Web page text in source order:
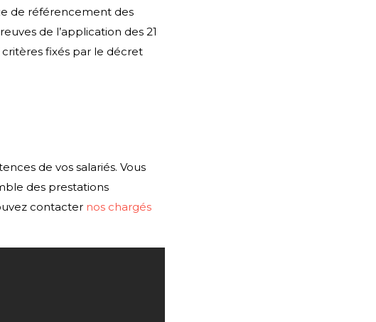
de référencement des
de l’application des 21
fixés par le décret
de vos salariés. Vous
des prestations
contacter nos chargés